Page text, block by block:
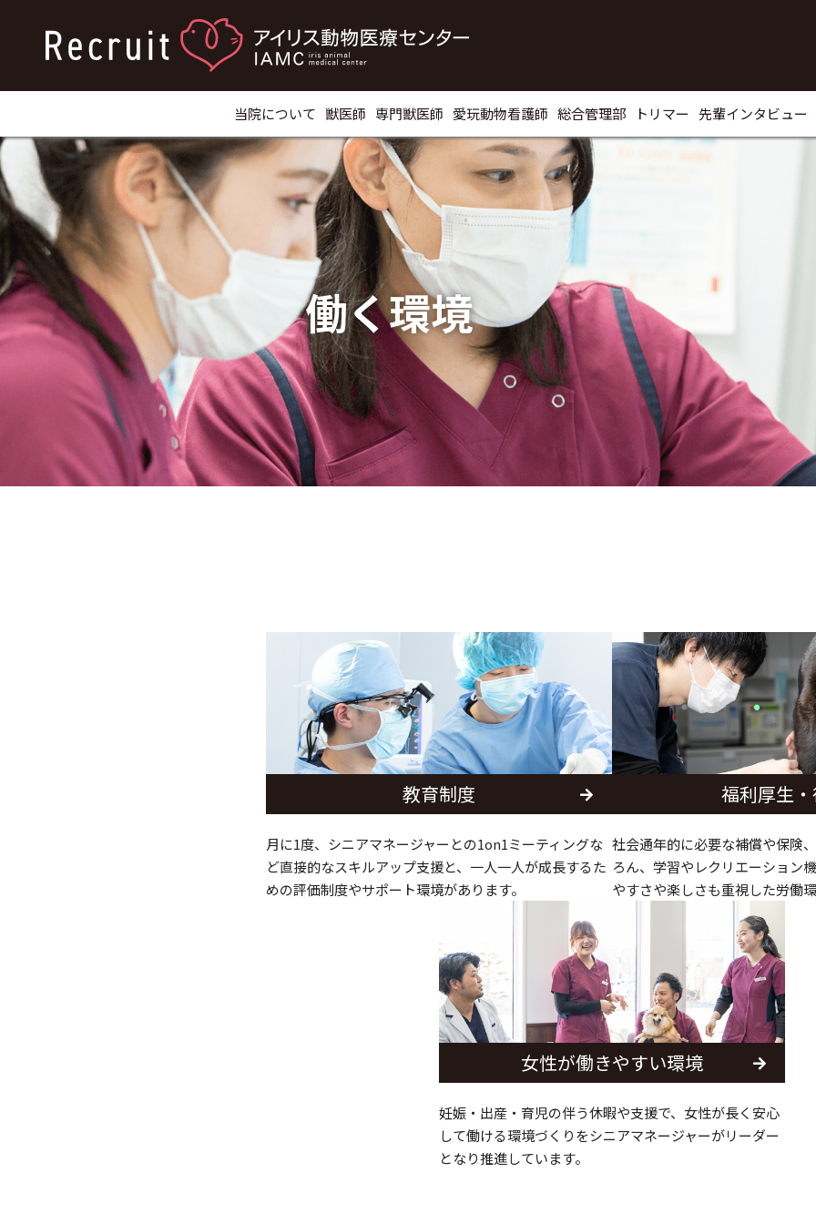
当院について 獣医師 専門獣医師 愛玩動物看護師 総合管理部 トリマー 先輩インタビュー
働く環境
教育制度
月に1度、シニアマネージャーとの1on1ミーティングな
ど直接的なスキルアップ支援と、一人一人が成長するた
めの評価制度やサポート環境があります。
福利厚生
社会通年的に必要な補償や保険
ろん、学習やレクリエーション
やすさや楽しさも重視した労働
女性が働きやすい環境
妊娠・出産・育児の伴う休暇や支援で、女性が長く安心
して働ける環境づくりをシニアマネージャーがリーダー
となり推進しています。